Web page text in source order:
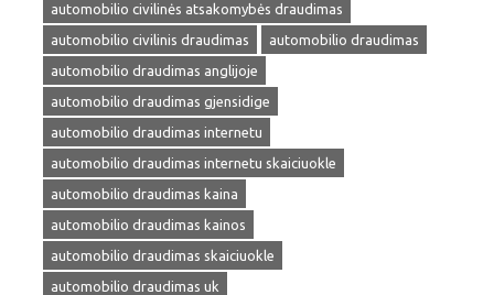
automobilio civilinės atsakomybės draudimas
automobilio civilinis draudimas
automobilio draudimas
automobilio draudimas anglijoje
automobilio draudimas gjensidige
automobilio draudimas internetu
automobilio draudimas internetu skaiciuokle
automobilio draudimas kaina
automobilio draudimas kainos
automobilio draudimas skaiciuokle
automobilio draudimas uk